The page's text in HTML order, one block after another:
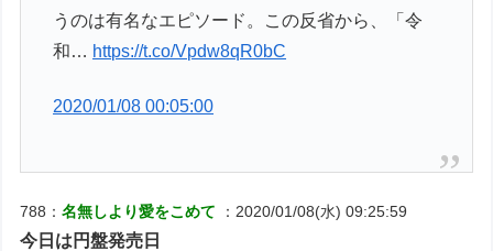
うのは有名なエピソード。この反省から、「令
和… https://t.co/Vpdw8qR0bC
2020/01/08 00:05:00
788：名無しより愛をこめて ：2020/01/08(水) 09:25:59
今日は円盤発売日